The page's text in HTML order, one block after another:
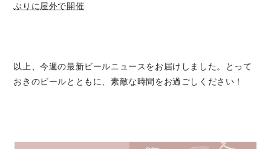
ぶりに屋外で開催
以上、今週の最新ビールニュースをお届けしました。とって
おきのビールとともに、素敵な時間をお過ごしください！